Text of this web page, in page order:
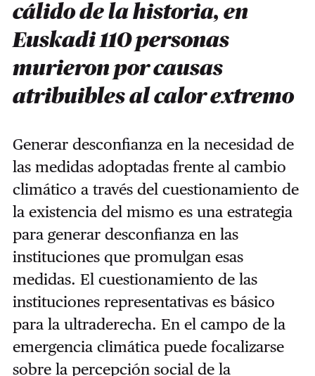
cálido de la historia, en
Euskadi 110 personas
murieron por causas
atribuibles al calor extremo
Generar desconfianza en la necesidad de
las medidas adoptadas frente al cambio
climático a través del cuestionamiento de
la existencia del mismo es una estrategia
para generar desconfianza en las
instituciones que promulgan esas
medidas. El cuestionamiento de las
instituciones representativas es básico
para la ultraderecha. En el campo de la
emergencia climática puede focalizarse
sobre la percepción social de la